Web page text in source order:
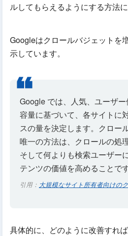
ルしてもらえるようにする方法
Googleはクロールバジェットを
示しています。
Google では、人気、ユーザ
容量に基づいて、各サイトに
スの量を決定します。クロー
唯一の方法は、クロールの処
そして何よりも検索ユーザー
テンツの価値を高めることで
引用： 大規模なサイト所有者向けの
具体的に、どのように改善すれ